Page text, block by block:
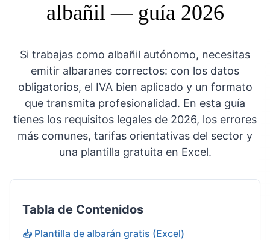
albañil — guía 2026
Si trabajas como albañil autónomo, necesitas
emitir albaranes correctos: con los datos
obligatorios, el IVA bien aplicado y un formato
que transmita profesionalidad. En esta guía
tienes los requisitos legales de 2026, los errores
más comunes, tarifas orientativas del sector y
una plantilla gratuita en Excel.
Tabla de Contenidos
📥 Plantilla de albarán gratis (Excel)